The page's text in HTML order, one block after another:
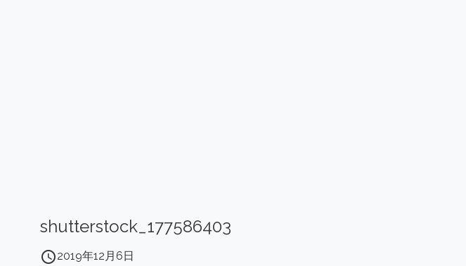
shutterstock_177586403
access_time2019年12月6日